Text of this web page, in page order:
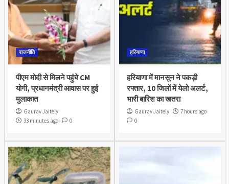
राजनीति
पीएम मोदी से मिलने पहुंचे CM
योगी, प्रधानमंत्री आवास पर हुई
मुलाकात
Gaurav Jaitely
33 minutes ago
0
हरियाणा
हरियाणा में मानसून ने पकड़ी
रफ्तार, 10 जिलों में येलो अलर्ट,
भारी बारिश का खतरा
Gaurav Jaitely
7 hours ago
0